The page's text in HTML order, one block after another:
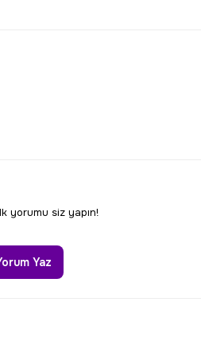
yorumu siz yapın!
Yaz